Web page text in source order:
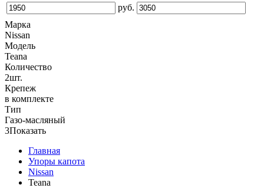
руб.
Марка
Nissan
Модель
Teana
Количество
2шт.
Крепеж
в комплекте
Тип
Газо-масляный
3Показать
Главная
Упоры капота
Nissan
Teana